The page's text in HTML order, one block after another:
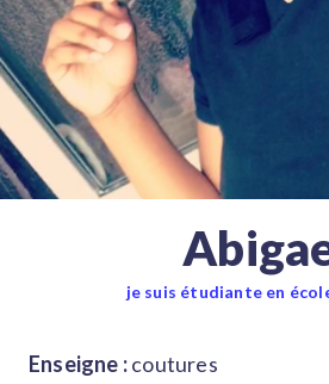
je suis étudiante en
Enseigne :coutures